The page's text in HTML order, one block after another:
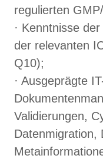
regulierten
· Kenntnisse
der relevanten
Q10);
· Ausgeprägte
Validierungen,
Datenmigration,